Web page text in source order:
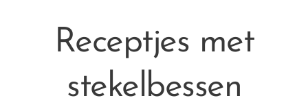
Receptjes met
stekelbessen